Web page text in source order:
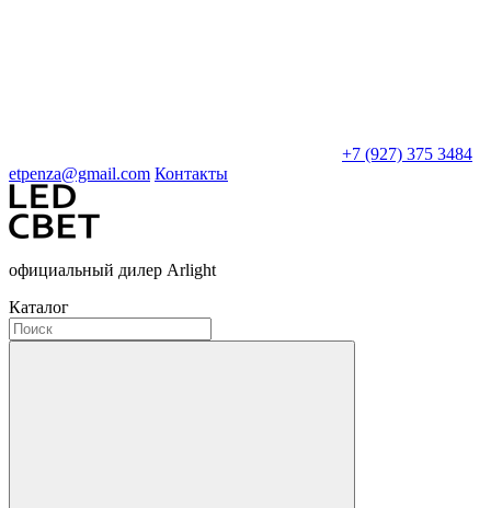
+7 (927) 375 3484
etpenza@gmail.com Контакты
официальный дилер Arlight
Каталог